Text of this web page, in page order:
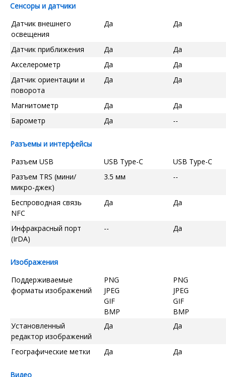
Сенсоры и датчики
Датчик внешнего
освещения
Да Да
Датчик приближения Да
Да
Акселерометр
Да
Да
Датчик ориентации и
поворота
Да Да
Магнитометр Да
Да
Барометр
Да --
Разъемы и интерфейсы
Разъем USB
USB Type-C
USB Type-C
Разъем TRS (мини/
микро-джек)
3.5 мм --
Беспроводная связь
NFC
Да Да
Инфракрасный порт
(IrDA)
-- Да
Изображения
Поддерживаемые
форматы изображений
PNG
JPEG
GIF
BMP
PNG
JPEG
GIF
BMP
Установленный
редактор изображений
Да Да
Географические метки Да Да
Видео